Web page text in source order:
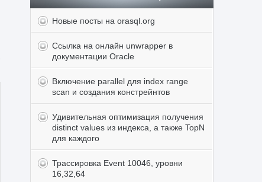
Новые посты на orasql.org
Ссылка на онлайн unwrapper в
документации Oracle
Включение parallel для index range
scan и создания констрейнтов
Удивительная оптимизация получения
distinct values из индекса, а также TopN
для каждого
Трассировка Event 10046, уровни
16,32,64